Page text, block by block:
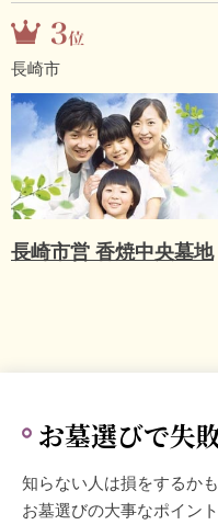
長崎市
長崎市営 香焼中央墓地
お墓選びで失
知らない人は損をするか
お墓選びの大事なポイン